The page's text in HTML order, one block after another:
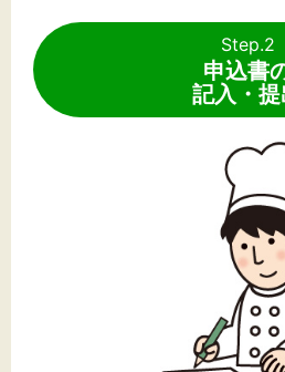
Step.2
申込書
記入・提